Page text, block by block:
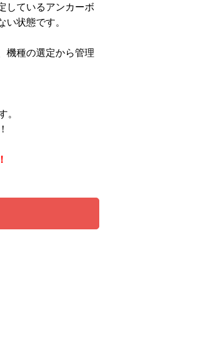
しているアンカーボ
い状態です。
機種の選定から管理
。